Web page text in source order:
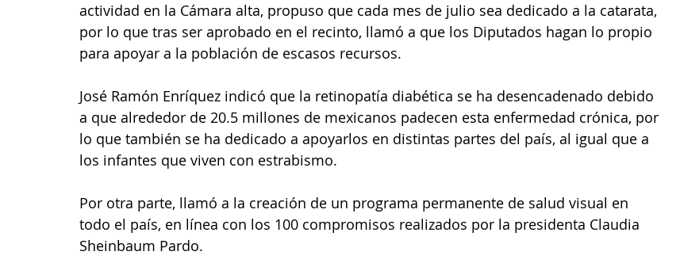
actividad en la Cámara alta, propuso que cada mes de julio sea dedicado a la catarata,
por lo que tras ser aprobado en el recinto, llamó a que los Diputados hagan lo propio
para apoyar a la población de escasos recursos.
José Ramón Enríquez indicó que la retinopatía diabética se ha desencadenado debido
a que alrededor de 20.5 millones de mexicanos padecen esta enfermedad crónica, por
lo que también se ha dedicado a apoyarlos en distintas partes del país, al igual que a
los infantes que viven con estrabismo.
Por otra parte, llamó a la creación de un programa permanente de salud visual en
todo el país, en línea con los 100 compromisos realizados por la presidenta Claudia
Sheinbaum Pardo.